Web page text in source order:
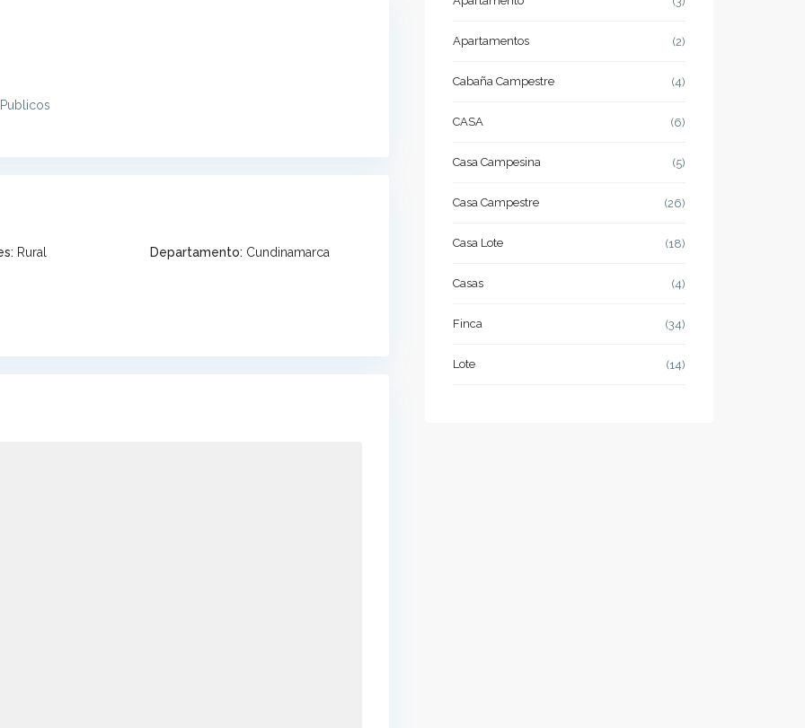
Rural Departamento: Cundinamarca
Apartamentos (2)
Cabaña Campestre (4)
CASA (6)
Casa Campesina (5)
Casa Campestre (26)
Casa Lote (18)
Casas (4)
Finca (34)
Lote (14)